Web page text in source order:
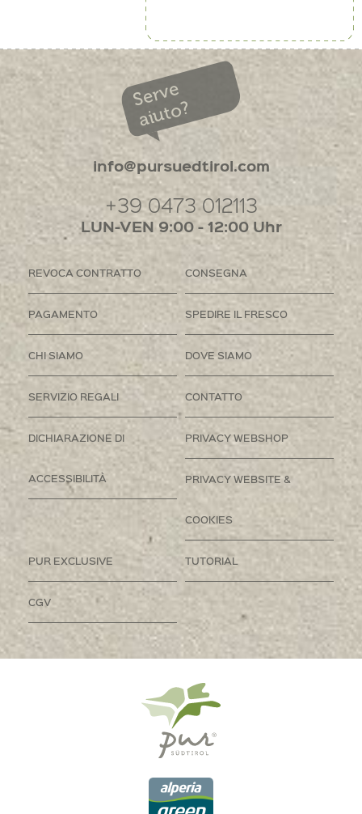
Serve
aiuto?
info@pursuedtirol.com
+39 0473 012113
LUN-VEN 9:00 - 12:00 Uhr
REVOCA CONTRATTO CONSEGNA
PAGAMENTO SPEDIRE IL FRESCO
CHI SIAMO DOVE SIAMO
SERVIZIO REGALI CONTATTO
DICHIARAZIONE DI
ACCESSIBILITÀ
PRIVACY WEBSHOP
PRIVACY WEBSITE &
COOKIES
PUR EXCLUSIVE TUTORIAL
CGV